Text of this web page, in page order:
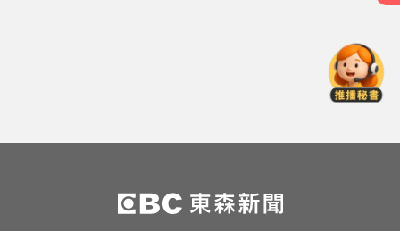
突離世 團隊發聲證實
愛玩車／奧迪最省電新作 A2 e-tron
秋季登場